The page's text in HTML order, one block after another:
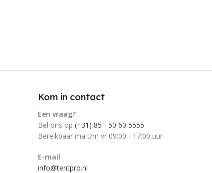
Kom in contact
Een vraag?
Bel ons op(+31) 85 - 50 60 5555
Bereikbaar ma t/m vr 09:00 - 17:00 uur
E-mail
info@tentpro.nl